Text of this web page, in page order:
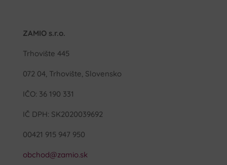
ZAMIO s.r.o.
Trhovište 445
072 04, Trhovište, Slovensko
IČO: 36 190 331
IČ DPH: SK2020039692
00421 915 947 950
obchod@zamio.sk